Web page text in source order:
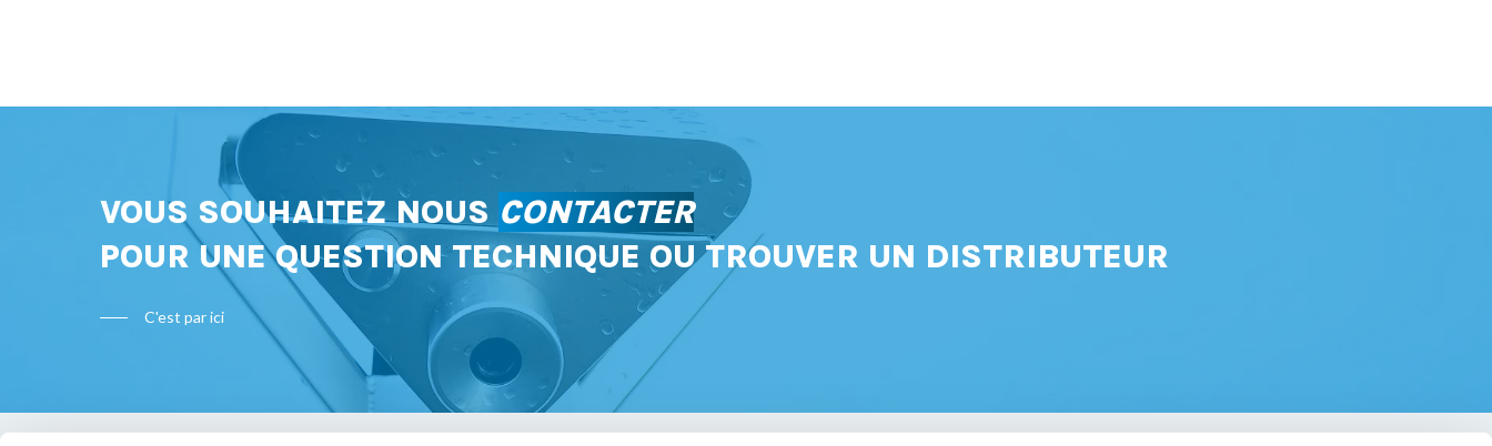
VOUS SOUHAITEZ NOUS CONTACTER
POUR UNE QUESTION TECHNIQUE OU TROUVER UN DISTRIBUTEUR
C'est par ici